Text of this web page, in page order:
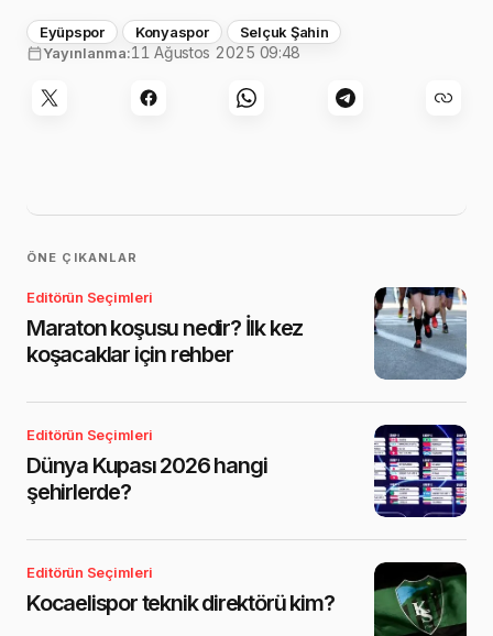
Eyüpspor Konyaspor
Selçuk Şahin
Yayınlanma:11 Ağustos 2025 09:48
ÖNE ÇIKANLAR
Editörün Seçimleri
Maraton koşusu nedir? İlk kez
koşacaklar için rehber
Editörün Seçimleri
Dünya Kupası 2026 hangi
şehirlerde?
Editörün Seçimleri
Kocaelispor teknik direktörü kim?